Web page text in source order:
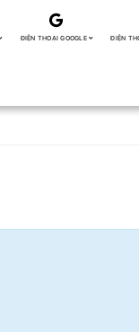
ĐIỆN THOẠI GOOGLE ĐIỆN